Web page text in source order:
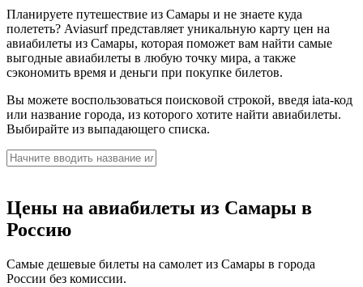
Планируете путешествие из Самары и не знаете куда
полететь? Aviasurf представляет уникальную карту цен на
авиабилеты из Самары, которая поможет вам найти самые
выгодные авиабилеты в любую точку мира, а также
сэкономить время и деньги при покупке билетов.
Вы можете воспользоваться поисковой строкой, введя iata-код
или название города, из которого хотите найти авиабилеты.
Выбирайте из выпадающего списка.
Цены на авиабилеты из Самары в
Россию
Самые дешевые билеты на самолет из Самары в города
России без комиссии.